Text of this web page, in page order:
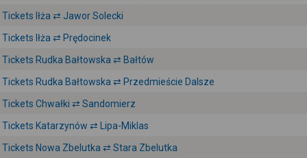
Tickets Iłża ⇄ Jawor Solecki
Tickets Iłża ⇄ Prędocinek
Tickets Rudka Bałtowska ⇄ Bałtów
Tickets Rudka Bałtowska ⇄ Przedmieście Dalsze
Tickets Chwałki ⇄ Sandomierz
Tickets Katarzynów ⇄ Lipa-Miklas
Tickets Nowa Zbelutka ⇄ Stara Zbelutka